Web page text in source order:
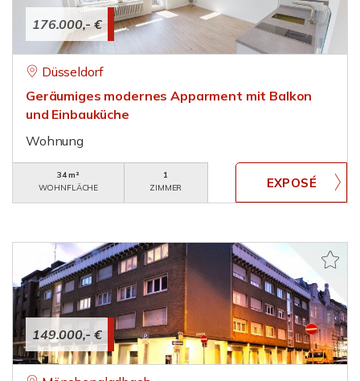
176.000,- €
Düsseldorf
Geräumiges modernes Apparment mit Balkon
und Einbauküche
Wohnung
34 m²
WOHNFLÄCHE
1
ZIMMER
149.000,- €